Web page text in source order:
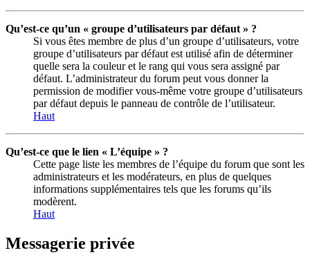
Qu’est-ce qu’un « groupe d’utilisateurs par défaut » ?
Si vous êtes membre de plus d’un groupe d’utilisateurs, votre
groupe d’utilisateurs par défaut est utilisé afin de déterminer
quelle sera la couleur et le rang qui vous sera assigné par
défaut. L’administrateur du forum peut vous donner la
permission de modifier vous-même votre groupe d’utilisateurs
par défaut depuis le panneau de contrôle de l’utilisateur.
Haut
Qu’est-ce que le lien « L’équipe » ?
Cette page liste les membres de l’équipe du forum que sont les
administrateurs et les modérateurs, en plus de quelques
informations supplémentaires tels que les forums qu’ils
modèrent.
Haut
Messagerie privée